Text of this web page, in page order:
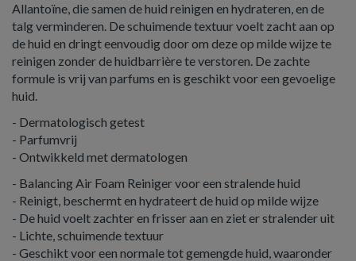
Allantoïne, die samen de huid reinigen en hydrateren, en de
talg verminderen. De schuimende textuur voelt zacht aan op
de huid en dringt eenvoudig door om deze op milde wijze te
reinigen zonder de huidbarrière te verstoren. De zachte
formule is vrij van parfums en is geschikt voor een gevoelige
huid.
- Dermatologisch getest
- Parfumvrij
- Ontwikkeld met dermatologen
- Balancing Air Foam Reiniger voor een stralende huid
- Reinigt, beschermt en hydrateert de huid op milde wijze
- De huid voelt zachter en frisser aan en ziet er stralender uit
- Lichte, schuimende textuur
- Geschikt voor een normale tot gemengde huid, waaronder